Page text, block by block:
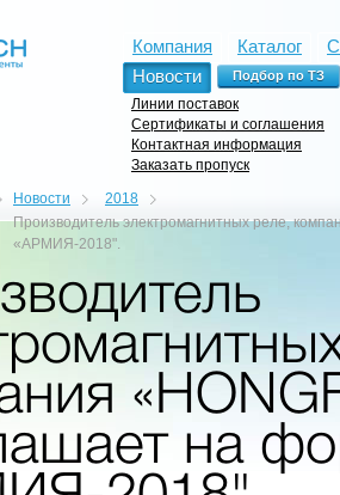
Компания Каталог
Новости
Линии поставок
Сертификаты и соглашения
Контактная информация
Заказать пропуск
Новости
2018
Производитель электромагнитных реле,
«АРМИЯ-2018".
на